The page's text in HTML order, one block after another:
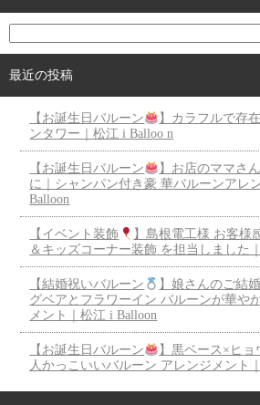
最近の投稿
【お誕生日バルーン
】カラフルで存
ンタワー｜松江 i Balloo n
【お誕生日バルーン
】お店のママさ
に｜シャンパン付き豪 華バルーンアレ
Balloon
【イベント装飾
】島根電工様 お客様
＆キッズコーナー装飾 を担当しました
【結婚祝いバルーン
】娘さんのご結
グベアとフラワーイン バルーンが華や
メント｜松江 i Balloon
【お誕生日バルーン 】黒ベース×ヒ
人かっこいいバルーン アレンジメント